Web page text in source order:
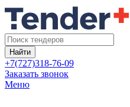
Найти
+7(727)318-76-09
Заказать звонок
Меню